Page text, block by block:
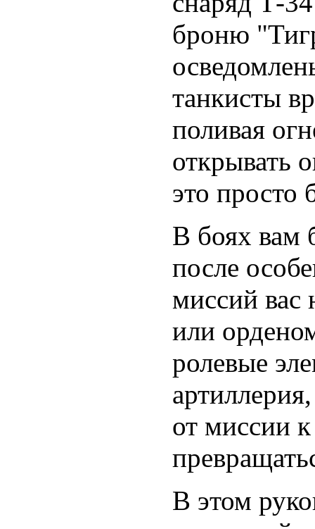
броню
танкисты
поливая
открывать
это просто
В боях вам
после
миссий вас
или
ролевые
от миссии
В этом